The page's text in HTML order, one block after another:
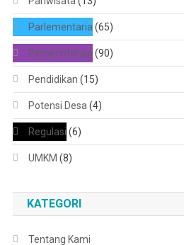
Parlementaria (65)
Pemerintahan (90)
Pendidikan (15)
Potensi Desa (4)
Regulasi (6)
UMKM (8)
KATEGORI
Tentang Kami